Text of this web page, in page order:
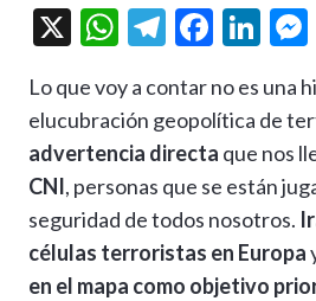
X
W
at
s
A
p
p
T
e
gr
a
m
F
e
b
o
o
k
Li
ke
dI
n
Lo que voy a contar no es una
elucubración geopolítica de
advertencia directa que nos
CNI, personas que se están
seguridad de todos nosotros.
células terroristas en Europa
en el mapa como objetivo